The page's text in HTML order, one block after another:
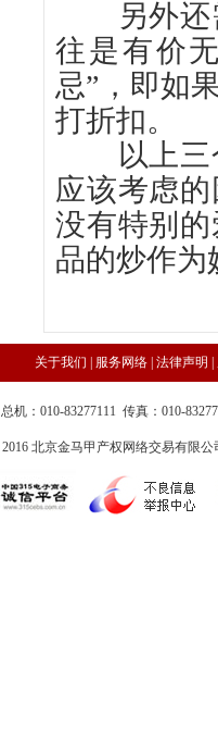
另外还需
往是有价
忌”，即如
打折扣。
以上三个
应该考虑
没有特别
品的炒作为
关于我们 | 服务网络 法律声明
机：010-83277111 传真：010-
2016 北京金马甲产权网络交易有限